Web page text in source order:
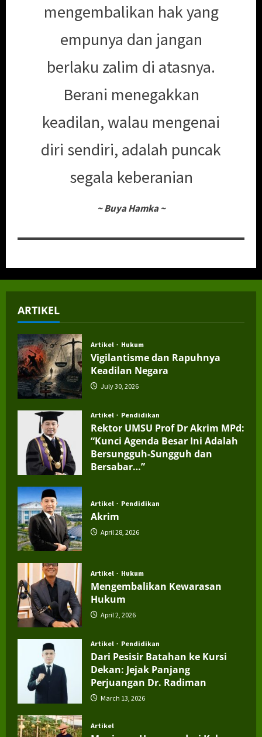
mengembalikan hak yang
empunya dan jangan
berlaku zalim di atasnya.
Berani menegakkan
keadilan, walau mengenai
diri sendiri, adalah puncak
segala keberanian
~ Buya Hamka ~
ARTIKEL
Artikel Hukum
Vigilantisme dan Rapuhnya
Keadilan Negara
July 30, 2026
Artikel Pendidikan
Rektor UMSU Prof Dr Akrim MPd:
“Kunci Agenda Besar Ini Adalah
Bersungguh-Sungguh dan
Bersabar…”
Artikel Pendidikan
Akrim
April 28, 2026
Artikel Hukum
Mengembalikan Kewarasan
Hukum
April 2, 2026
Artikel Pendidikan
Dari Pesisir Batahan ke Kursi
Dekan: Jejak Panjang
Perjuangan Dr. Radiman
March 13, 2026
Artikel